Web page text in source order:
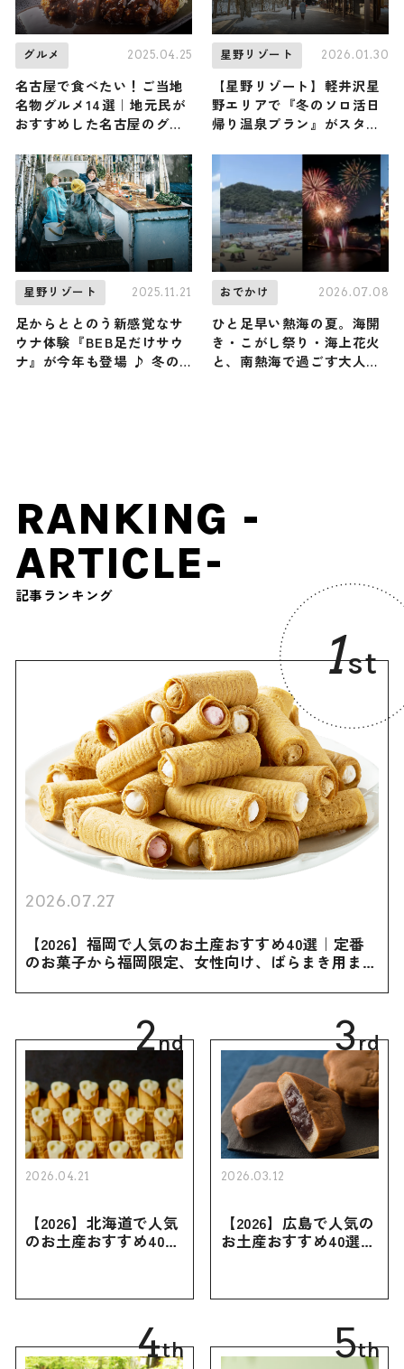
グルメ 2025.04.25
名古屋で食べたい！ご当地
名物グルメ14選｜地元民が
おすすめした名古屋のグル
星野リゾート 2026.01.30
【星野リゾート】軽井沢星
野エリアで『冬のソロ活日
帰り温泉プラン』がスター
… 「手ぶらで森へ行く」と
いう新感覚の癒やし体験を
星野リゾート 2025.11.21
足からととのう新感覚なサ
ウナ体験『BEB足だけサウ
ナ』が今年も登場 ♪ 冬の
おでかけ 2026.07.08
ひと足早い熱海の夏。海開
き・こがし祭り・海上花火
と、南熱海で過ごす大人の
RANKING -
ARTICLE-
記事ランキング
1st
2026.07.27
【2026】福岡で人気のお土産おすすめ40選｜定番
のお菓子から福岡限定、女性向け、ばらまき用まで
2nd
2026.04.21
【2026】北海道で人気
のお土産おすすめ40選
買えない限定品、女性
3rd
2026.03.12
【2026】広島で人気の
お土産おすすめ40選｜
き用、女性向けまで幅
4th 5th